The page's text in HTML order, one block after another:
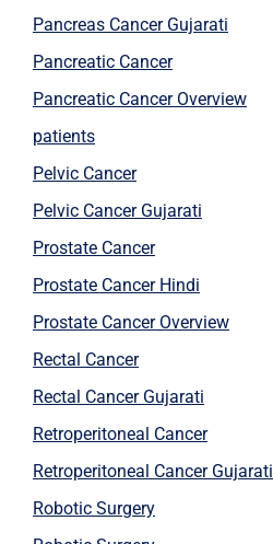
Pancreas Cancer Gujarati
Pancreatic Cancer
Pancreatic Cancer Overview
patients
Pelvic Cancer
Pelvic Cancer Gujarati
Prostate Cancer
Prostate Cancer Hindi
Prostate Cancer Overview
Rectal Cancer
Rectal Cancer Gujarati
Retroperitoneal Cancer
Retroperitoneal Cancer Gujarati
Robotic Surgery